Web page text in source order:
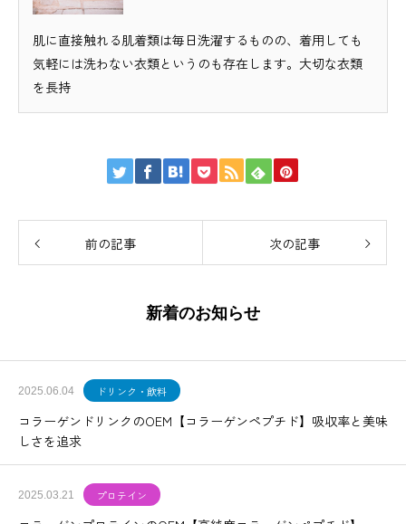
肌に直接触れる肌着類は毎日洗濯するものの、着用しても
気軽には洗わない衣類というのも存在します。大切な衣類
を長持
前の記事 次の記事
新着のお知らせ
2025.06.04 ドリンク・飲料
コラーゲンドリンクのOEM【コラーゲンペプチド】吸収率と美味
しさを追求
2025.03.21 プロテイン